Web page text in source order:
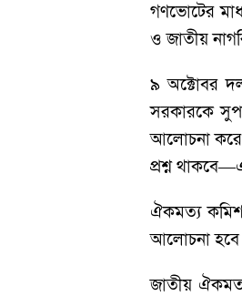
গণভোটের
ও জাতীয়
৯ অক্টোবর
সরকারকে
আলোচনা করে
প্রশ্ন
ঐকমত্য
আলোচনা
জাতীয়